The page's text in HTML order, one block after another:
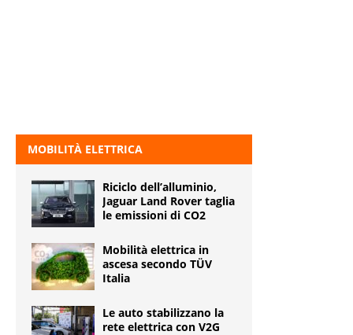
MOBILITÀ ELETTRICA
Riciclo dell’alluminio,
Jaguar Land Rover taglia
le emissioni di CO2
Mobilità elettrica in
ascesa secondo TÜV
Italia
Le auto stabilizzano la
rete elettrica con V2G